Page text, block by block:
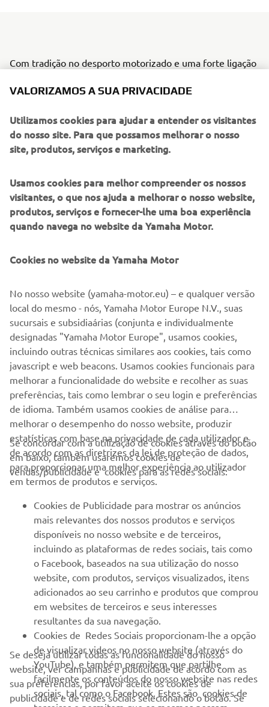
Com tradição no desporto motorizado e uma forte ligação
para mais um grande fim de semana do Troféu YAMAHA.
animação e desafios técnicos que irão colocar à prova
pilotos de todas as categorias.
Ao longo de mais de duas décadas, o Troféu YAMAHA
nacional, mantendo o ambiente familiar e acessível que o
distingue desde a sua criação, em 2002.
Depois das primeiras provas da temporada, os pilotos
onde não faltarão momentos de grande espetáculo em
As categorias de motos e Moto4 estarão novamente em
destaque, numa prova que promete muita ação para todos
os fãs das duas rodas.
A entrada é gratuita. Vem até Évora e acompanha de
perto mais uma grande jornada do Troféu YAMAHA!
EMPRESA
MAIS YAMAHA
SERVIÇO E SUPORTE
NEWSLETTER
Seja o primeiro a saber das últimas ofertas, eventos especiais,
novos lançamentos e muito mais
SUBSCREVER
VALORIZAMOS A SUA PRIVACIDADE
Utilizamos cookies para ajudar a entender os visitantes
do nosso site. Para que possamos melhorar o nosso
site, produtos, serviços e marketing.
Usamos cookies para melhor compreender os nossos
visitantes, o que nos ajuda a melhorar o nosso website,
produtos, serviços e fornecer-lhe uma boa experiência
quando navega no website da Yamaha Motor.
Cookies no website da Yamaha Motor
No nosso website (yamaha-motor.eu) – e qualquer versão
local do mesmo - nós, Yamaha Motor Europe N.V., suas
sucursais e subsidiaárias (conjunta e individualmente
designadas "Yamaha Motor Europe", usamos cookies,
incluindo outras técnicas similares aos cookies, tais como
javascript e web beacons. Usamos cookies funcionais para
melhorar a funcionalidade do website e recolher as suas
preferências, tais como lembrar o seu login e preferências
de idioma. Também usamos cookies de análise para
melhorar o desempenho do nosso website, produzir
estatísticas com base na privacidade de cada utilizador e
de acordo com as diretrizes da lei de proteção de dados,
para proporcionar uma melhor experiência ao utilizador
em termos de produtos e serviços.
Se concordar com a utilização de cookies através do botão
em baixo, também usaremos cookies de
vendas/publicidade e cookies para as redes sociais:
Cookies de Publicidade para mostrar os anúncios
mais relevantes dos nossos produtos e serviços
disponíveis no nosso website e de terceiros,
incluindo as plataformas de redes sociais, tais como
o Facebook, baseados na sua utilização do nosso
website, com produtos, serviços visualizados, itens
adicionados ao seu carrinho e produtos que comprou
em websites de terceiros e seus interesses
resultantes da sua navegação.
Cookies de Redes Sociais proporcionam-lhe a opção
de visualizar videos no nosso website (através do
YouTube), e também permitem que partilhe
facilmente os conteúdos do nosso website nas redes
sociais, tal como o Facebook. Estes são cookies de
Se deseja utilizar todas as funcionalidade do nosso
website, ver campanhas e publicidade de acordo com as
sua preferências, por favor aceite os cookies de
publicidade e de redes sociais selecionando o botão. Se